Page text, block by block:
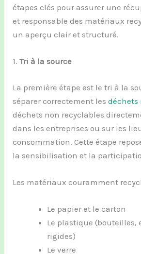
étapes clés pour assurer une
et responsable des matériaux
un aperçu clair et structuré.
1.Tri à la source
La première étape est le tri à la
séparer correctement lesdéchets
déchets non recyclables
dans les entreprises ou sur les
consommation. Cette étape
la sensibilisation et la
Les matériaux couramment
Le papier et le carton
Le plastique (bouteilles,
rigides)
Le verre